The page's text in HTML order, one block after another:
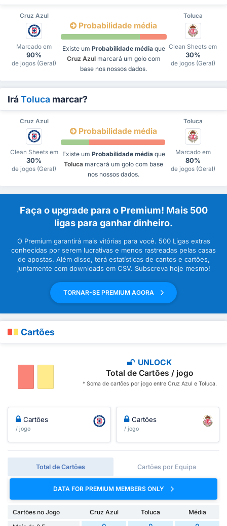
Cruz Azul Toluca
Marcado em
90%
de jogos (Geral)
Probabilidade média
Existe um Probabilidade médiaque
Cruz Azulmarcará um golo com
base nos nossos dados.
Clean Sheets em
30%
de jogos (Geral)
IráToluca marcar?
Cruz Azul Toluca
Clean Sheets em
30%
de jogos (Geral)
Probabilidade média
Existe um Probabilidade médiaque
Toluca marcará um golo com base
nos nossos dados.
Marcado em
80%
de jogos (Geral)
Faça o upgrade para o Premium! Mais 500
ligas para ganhar dinheiro.
O Premium garantirá mais vitórias para você. 500 Ligas extras
conhecidas por serem lucrativas e menos rastreadas pelas casas
de apostas. Além disso, terá estatísticas de cantos e cartões,
juntamente com downloads em CSV. Subscreva hoje mesmo!
TORNAR-SE PREMIUM AGORA
Cartões
UNLOCK
Total de Cartões / jogo
* Soma de cartões por jogo entre Cruz Azul e Toluca.
Cartões
/ jogo
Cartões
/ jogo
Total de Cartões Cartões por Equipa
DATA FOR PREMIUM MEMBERS ONLY
Cartões no Jogo Cruz Azul Toluca
Média